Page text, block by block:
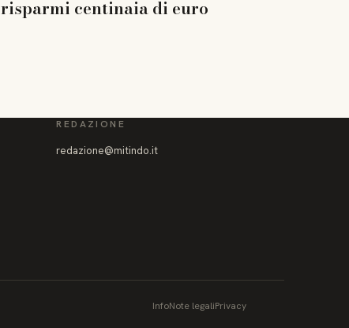
risparmi centinaia di euro
REDAZIONE
redazione@mitindo.it
InfoNote legaliPrivacy